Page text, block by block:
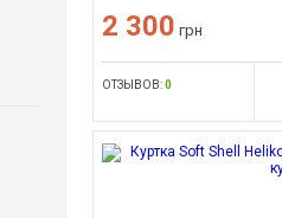
2 300 грн
ОТЗЫВОВ:0